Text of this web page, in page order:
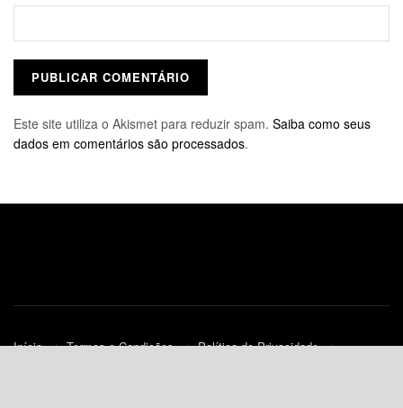
Este site utiliza o Akismet para reduzir spam. Saiba como seus
dados em comentários são processados.
Início Termos e Condições
Política de Privacidade